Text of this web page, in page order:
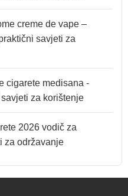
creme de vape –
savjeti za
cigarete medisana -
za korištenje
2026 vodič za
za održavanje